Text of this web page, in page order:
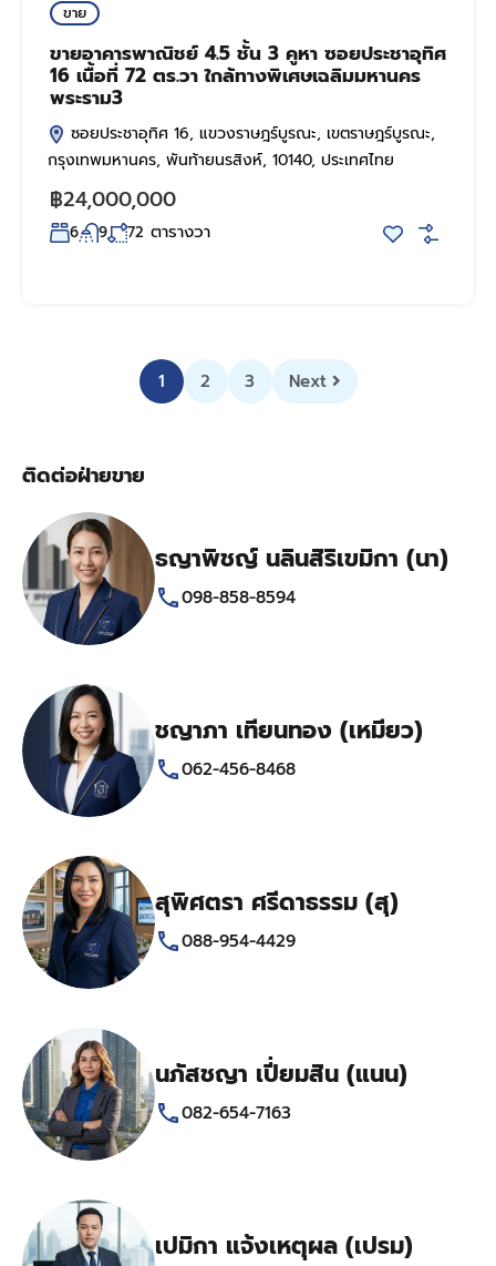
ขาย
ขายอาคารพาณิชย์ 4.5 ชั้น 3 คูหา ซอยประชาอุทิศ
16 เนื้อที่ 72 ตร.วา ใกล้ทางพิเศษเฉลิมมหานคร
พระราม3
ซอยประชาอุทิศ 16, แขวงราษฎร์บูรณะ, เขตราษฎร์บูรณะ,
กรุงเทพมหานคร, พันท้ายนรสิงห์, 10140, ประเทศไทย
฿24,000,000
6 9 72 ตารางวา
1 2 3 Next
ติดต่อฝ่ายขาย
ธญาพิชญ์ นลินสิริเขมิกา (นา)
098-858-8594
ชญาภา เทียนทอง (เหมียว)
062-456-8468
สุพิศตรา ศรีดาธรรม (สุ)
088-954-4429
นภัสชญา เปี่ยมสิน (แนน)
082-654-7163
เปมิกา แจ้งเหตุผล (เปรม)